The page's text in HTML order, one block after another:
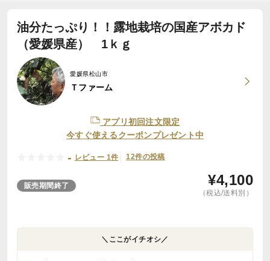
油分たっぷり！！露地栽培の国産アボカド
（愛媛県産） 1ｋｇ
愛媛県松山市
Ｔファーム
アプリ初回注文限定
今すぐ使えるクーポンプレゼント中
- レビュー 1件 12件の投稿
販売期間終了 ¥4,100
（税込/送料別）
＼ここがイチオシ／